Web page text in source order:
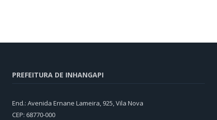
PREFEITURA DE INHANGAPI
End.: Avenida Ernane Lameira, 925, Vila Nova
CEP: 68770-000